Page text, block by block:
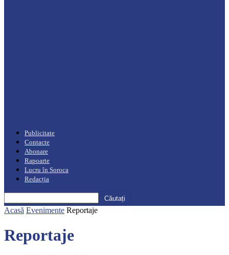
Publicitate
Contacte
Abonare
Rapoarte
Lucru în Soroca
Redacția
Acasă Evenimente Reportaje
Reportaje